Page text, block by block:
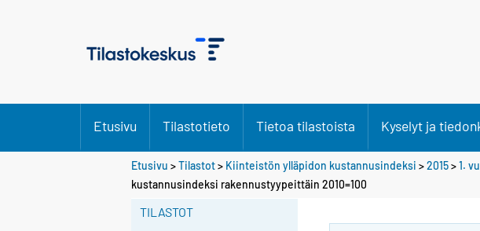
Etusivu Tilastotieto Tietoa tilastoista Kyselyt ja
Etusivu >Tilastot> Kiinteistön ylläpidon kustannusindeksi >2015>1.
kustannusindeksi rakennustyypeittäin 2010=100
TILASTOT